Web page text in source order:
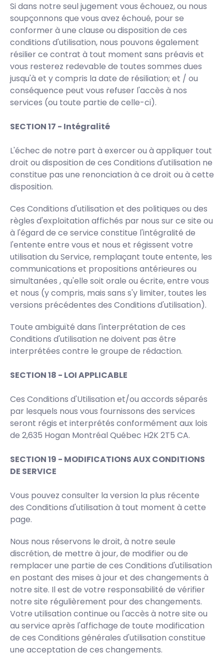
Si dans notre seul jugement vous échouez, ou nous
soupçonnons que vous avez échoué, pour se
conformer à une clause ou disposition de ces
conditions d'utilisation, nous pouvons également
résilier ce contrat à tout moment sans préavis et
vous resterez redevable de toutes sommes dues
jusqu'à et y compris la date de résiliation; et / ou
conséquence peut vous refuser l'accès à nos
services (ou toute partie de celle-ci).
SECTION 17 - Intégralité
L'échec de notre part à exercer ou à appliquer tout
droit ou disposition de ces Conditions d'utilisation ne
constitue pas une renonciation à ce droit ou à cette
disposition.
Ces Conditions d'utilisation et des politiques ou des
règles d'exploitation affichés par nous sur ce site ou
à l'égard de ce service constitue l'intégralité de
l'entente entre vous et nous et régissent votre
utilisation du Service, remplaçant toute entente, les
communications et propositions antérieures ou
simultanées , qu'elle soit orale ou écrite, entre vous
et nous (y compris, mais sans s'y limiter, toutes les
versions précédentes des Conditions d'utilisation).
Toute ambiguïté dans l'interprétation de ces
Conditions d'utilisation ne doivent pas être
interprétées contre le groupe de rédaction.
SECTION 18 - LOI APPLICABLE
Ces Conditions d'Utilisation et/ou accords séparés
par lesquels nous vous fournissons des services
seront régis et interprétés conformément aux lois
de 2,635 Hogan Montréal Québec H2K 2T5 CA.
SECTION 19 - MODIFICATIONS AUX CONDITIONS
DE SERVICE
Vous pouvez consulter la version la plus récente
des Conditions d'utilisation à tout moment à cette
page.
Nous nous réservons le droit, à notre seule
discrétion, de mettre à jour, de modifier ou de
remplacer une partie de ces Conditions d'utilisation
en postant des mises à jour et des changements à
notre site. Il est de votre responsabilité de vérifier
notre site régulièrement pour des changements.
Votre utilisation continue ou l'accès à notre site ou
au service après l'affichage de toute modification
de ces Conditions générales d'utilisation constitue
une acceptation de ces changements.